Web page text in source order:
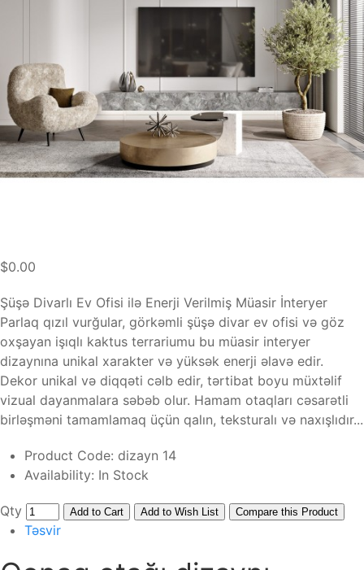
$0.00
Şüşə Divarlı Ev Ofisi ilə Enerji Verilmiş Müasir İnteryer
Parlaq qızıl vurğular, görkəmli şüşə divar ev ofisi və göz
oxşayan işıqlı kaktus terrariumu bu müasir interyer
dizaynına unikal xarakter və yüksək enerji əlavə edir.
Dekor unikal və diqqəti cəlb edir, tərtibat boyu müxtəlif
vizual dayanmalara səbəb olur. Hamam otaqları cəsarətli
birləşməni tamamlamaq üçün qalın, teksturalı və naxışlıdır...
Product Code: dizayn 14
Availability: In Stock
Qty Add to Cart Add to Wish List Compare this Product
Təsvir